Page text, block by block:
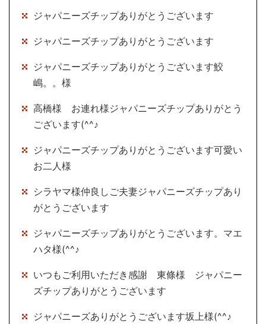
ジャパニーズチップありがとうございます
ジャパニーズチップありがとうございます
ジャパニーズチップありがとうございます鮫
嶋。。様
高橋様 お連れ様ジャパニーズチップありがとう
ございます(^^♪
ジャパニーズチップありがとうございます可愛い
お二人様
シラヤマ様仲良しご夫妻ジャパニーズチップあり
がとうございます
ジャパニーズチップありがとうございます。マエ
ハタ様(^^♪
いつもご利用いただき感謝 東條様 ジャパニー
ズチップありがとうございます
ジャパニーズありがとうございます坂上様(^^♪